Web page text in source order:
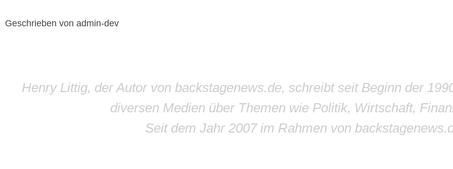
Geschrieben von admin-dev
Henry Littig, der Autor von backstagenews.de, schreibt seit Beginn der
diversen Medien über Themen wie Politik, Wirtschaft,
Seit dem Jahr 2007 im Rahmen von